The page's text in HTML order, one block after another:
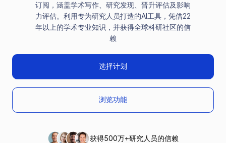
订阅，涵盖学术写作、研究发现、晋升评估及影响
力评估。 利用专为研究人员打造的AI工具，凭借22
年以上的学术专业知识，并获得全球科研社区的信
赖
选择计划
浏览功能
获得500万+研究人员的信赖